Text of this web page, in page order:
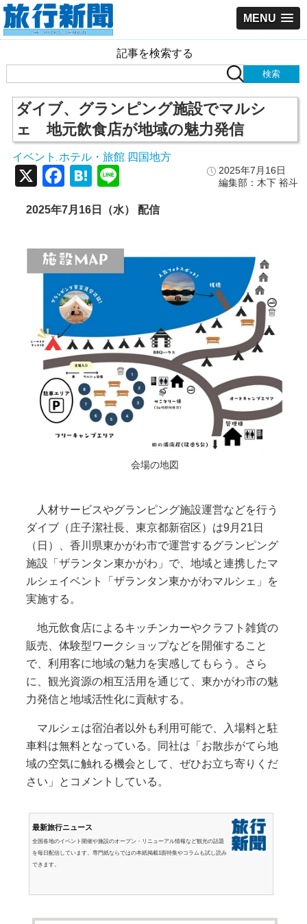
MENU
記事を検索する
ダイブ、グランピング施設でマルシ
ェ 地元飲食店が地域の魅力発信
イベント ホテル・旅館 四国地方
2025年7月16日
編集部：木下 裕斗
X Facebook
Hatena
2025年7月16日（水） 配信
会場の地図
人材サービスやグランピング施設運営などを行う
ダイブ（庄子潔社長、東京都新宿区）は9月21日
（日）、香川県東かがわ市で運営するグランピング
施設「ザランタン東かがわ」で、地域と連携したマ
ルシェイベント「ザランタン東かがわマルシェ」を
実施する。
地元飲食店によるキッチンカーやクラフト雑貨の
販売、体験型ワークショップなどを開催すること
で、利用客に地域の魅力を実感してもらう。さら
に、観光資源の相互活用を通じて、東かがわ市の魅
力発信と地域活性化に貢献する。
マルシェは宿泊者以外も利用可能で、入場料と駐
車料は無料となっている。同社は「お散歩がてら地
域の空気に触れる機会として、ぜひお立ち寄りくだ
さい」とコメントしている。
最新旅行ニュース
全国各地のイベント開催や施設のオープン・リニューアル情報など観光の話題
を毎日配信しています。専門紙ならではの本紙掲載1面特集やコラムも試し読み
できます。